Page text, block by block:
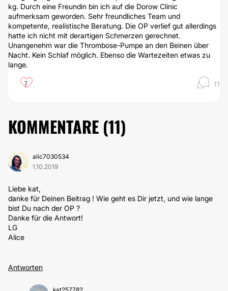
kg. Durch eine Freundin bin ich auf die Dorow Clinic
aufmerksam geworden. Sehr freundliches Team und
kompetente, realistische Beratung. Die OP verlief gut allerdings
hatte ich nicht mit derartigen Schmerzen gerechnet.
Unangenehm war die Thrombose-Pumpe an den Beinen über
Nacht. Kein Schlaf möglich. Ebenso die Wartezeiten etwas zu
lange.
7 11
KOMMENTARE (11)
alic7030534
1.10.2019
Liebe kat,
danke für Deinen Beitrag ! Wie geht es Dir jetzt, und wie lange
bist Du nach der OP ?
Danke für die Antwort!
LG
Alice
Antworten